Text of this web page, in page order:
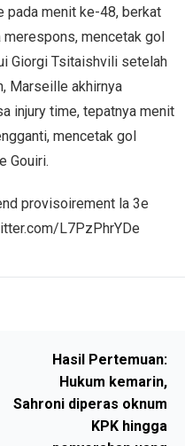
pada menit ke-48, berkat
mencetak gol
Giorgi Tsitaishvili setelah
Marseille akhirnya
injury time, tepatnya menit
mencetak gol
Gouiri.
provisoirement la 3e
L7PzPhrYDe
Hasil Pertemuan:
Hukum kemarin,
Sahroni diperas oknum
KPK hingga